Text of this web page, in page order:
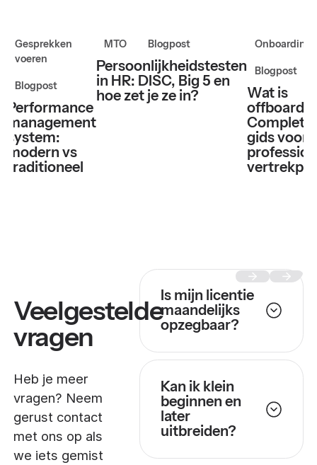
Gesprekken
voeren
Blogpost
Performance
management
system:
modern vs
traditioneel
MTO Blogpost
Persoonlijkheidstesten
in HR: DISC, Big 5 en
hoe zet je ze in?
Onboarding
Blogpost
Wat is
Complete
gids voor
Veelgestelde
vragen
Heb je meer
vragen? Neem
gerust contact
met ons op als
we iets gemist
Is mijn licentie
maandelijks
opzegbaar?
Kan ik klein
beginnen en
later
uitbreiden?